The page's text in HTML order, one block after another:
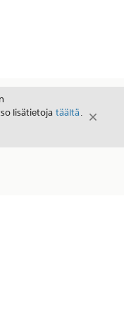
lisätietoja täältä.
Sulje